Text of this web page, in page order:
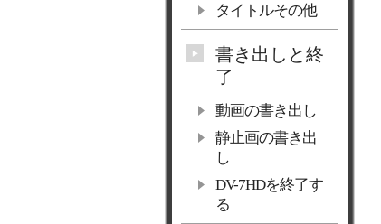
タイトルその他
書き出しと終
了
動画の書き出し
静止画の書き出
し
DV-7HDを終了す
る